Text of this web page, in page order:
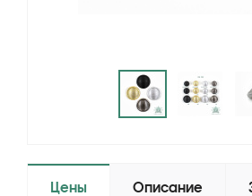
Цены Описание